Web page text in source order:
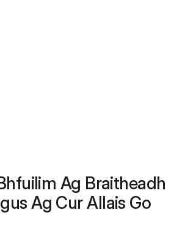
Ag Braitheadh
Ag Cur Allais Go